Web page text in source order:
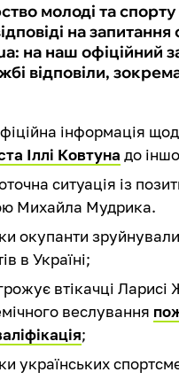
молоді та
на
на наш офіційний
відповіли,
інформація
Іллі Ковтуна до
ситуація із
Михайла Мудрика.
окупанти
в Україні;
втікачці Ларисі
веслування
;
українських